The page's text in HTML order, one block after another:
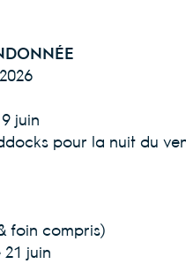
juin
pour la nuit du
foin compris)
juin